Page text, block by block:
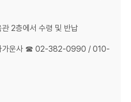
2층에서 수령 및 반납
가운사 ☎ 02-382-0990 / 010-